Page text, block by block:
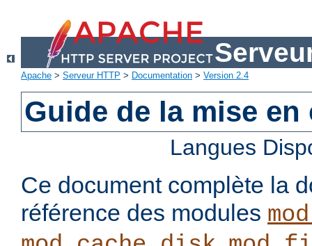
Apache > Serveur HTTP > Documentation > Version 2.4
Guide de la mise en
Langues
Ce document complète la
référence des modules